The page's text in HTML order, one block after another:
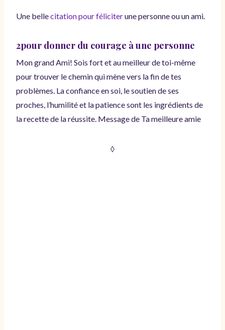
Une bellecitation pour féliciterune personne ou un ami.
2pour donner du courage à une personne
Mon grand Ami! Sois fort et au meilleur de toi-même
pour trouver le chemin qui mène vers la fin de tes
problèmes. La confiance en soi, le soutien de ses
proches, l’humilité et la patience sont les ingrédients de
la recette de la réussite. Message de Ta meilleure amie
◊